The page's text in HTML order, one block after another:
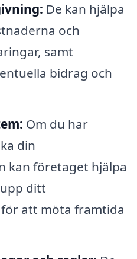
De kan hjälpa
och
samt
bidrag och
Om du har
din
kan företaget hjälpa
ditt
att möta framtida